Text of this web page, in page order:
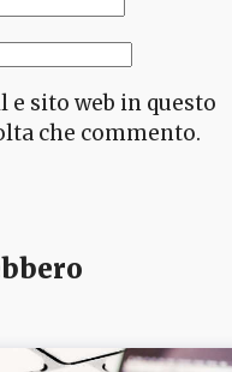
e sito web in questo
che commento.